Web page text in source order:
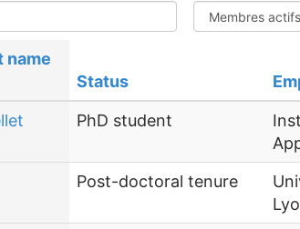
name
Status
PhD student
Post-doctoral tenure